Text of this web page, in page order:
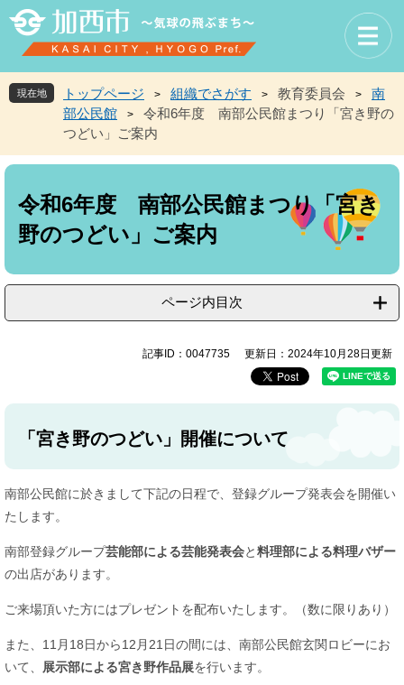
先
頭
を
飛
現在地 トップページ > 組織でさがす > 教育委員会 >
南
部公民館
>
令和6年度 南部公民館まつり「宮き野の
つどい」ご案内
本
令和6年度 南部公民館まつり「宮き
野のつどい」ご案内
ページ内目次
記事ID：0047735 更新日：2024年10月28日更新
「宮き野のつどい」開催について
南部公民館に於きまして下記の日程で、登録グループ発表会を開催い
たします。
南部登録グループ芸能部による芸能発表会と料理部による料理バザー
の出店があります。
ご来場頂いた方にはプレゼントを配布いたします。（数に限りあり）
また、11月18日から12月21日の間には、南部公民館玄関ロビーにお
いて、
展示部による宮き野作品展を行います。